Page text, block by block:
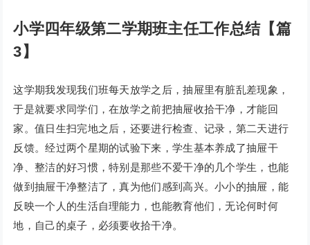
小学四年级第二学期班主任工作总结【篇
3】
这学期我发现我们班每天放学之后，抽屉里有脏乱差现象，
于是就要求同学们，在放学之前把抽屉收拾干净，才能回
家。值日生扫完地之后，还要进行检查、记录，第二天进行
反馈。经过两个星期的试验下来，学生基本养成了抽屉干
净、整洁的好习惯，特别是那些不爱干净的几个学生，也能
做到抽屉干净整洁了，真为他们感到高兴。小小的抽屉，能
反映一个人的生活自理能力，也能教育他们，无论何时何
地，自己的桌子，必须要收拾干净。